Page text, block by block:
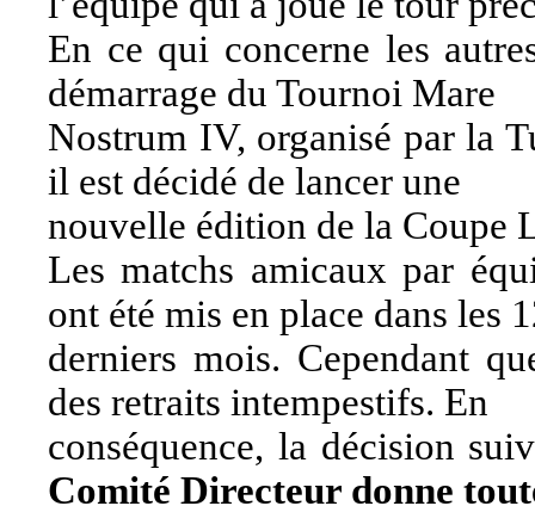
En ce qui concerne les
démarrage du Tournoi Mare
Nostrum IV, organisé par la
il est décidé de lancer une
nouvelle édition de la Coupe
Les matchs amicaux par
ont été mis en place dans les
derniers mois. Cependant
des retraits intempestifs. En
conséquence, la décision
Comité Directeur donne